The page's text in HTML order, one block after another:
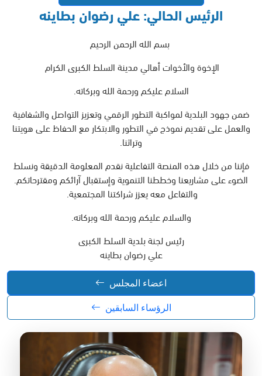
الرئيس الحالي: علي رضوان بطاينه
بسم الله الرحمن الرحيم
الإخوة والأخوات أهالي مدينة السلط الكبرى الكرام
السلام عليكم ورحمة الله وبركاته.
ضمن جهود البلدية لمواكبة التطور الرقمي وتعزيز التواصل والشفافية
والعمل على تقديم نموذج في التطور والابتكار مع الحفاظ على هويتنا
وتراثنا.
فإننا من خلال هذه المنصة التفاعلية نقدم المعلومة الدقيقة ونسلط
الضوء على مشاريعنا وخططنا التنموية وإستقبال آرائكم ومقترحاتكم.
والتفاعل معه يعزز شراكتنا المجتمعية.
والسلام عليكم ورحمة الله وبركاته.
رئيس لجنة بلدية السلط الكبرى
علي رضوان بطاينه
اعضاء المجلس
الرؤساء السابقين